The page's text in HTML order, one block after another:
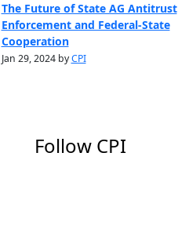
The Future of State AG Antitrust
Enforcement and Federal-State
Cooperation
Jan 29, 2024 byCPI
Follow CPI